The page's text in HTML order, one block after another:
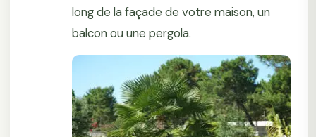
long de la façade de votre maison, un
balcon ou une pergola.